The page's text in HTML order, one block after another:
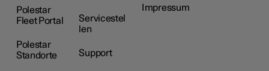
Polestar
Fleet Portal
Polestar
Standorte
Servicestel
len
Support
Impressum